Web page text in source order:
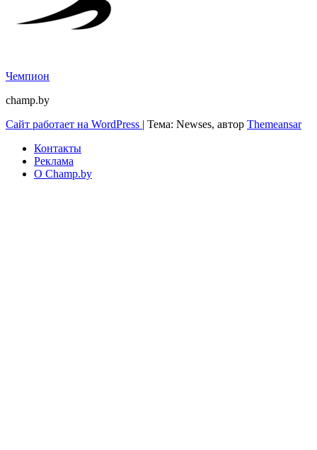
Чемпион
champ.by
Сайт работает на WordPress | Тема: Newses, автор Themeansar
Контакты
Реклама
О Champ.by